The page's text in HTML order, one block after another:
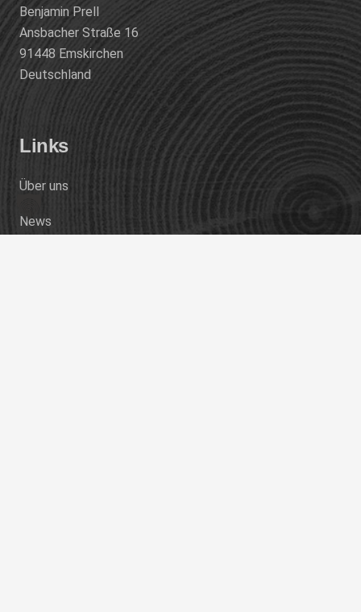
Benjamin Prell
Ansbacher Straße 16
91448 Emskirchen
Deutschland
Links
Über uns
News